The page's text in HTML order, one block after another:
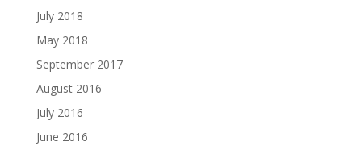
July 2018
May 2018
September 2017
August 2016
July 2016
June 2016